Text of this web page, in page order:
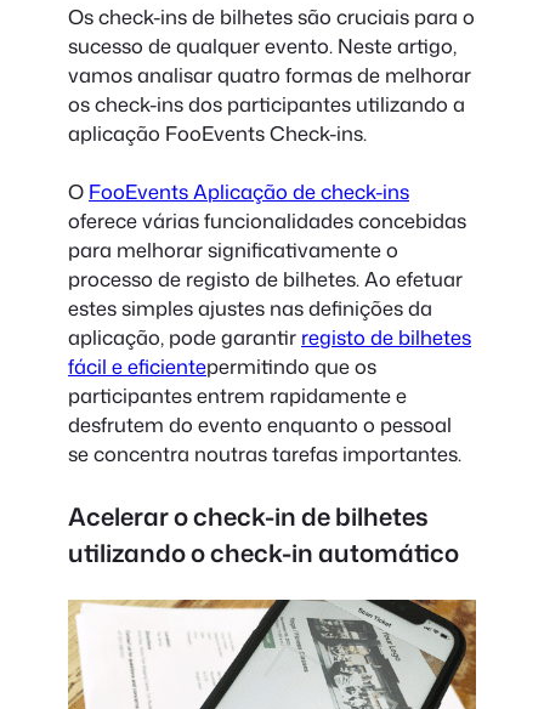
Os check-ins de bilhetes são cruciais para o
sucesso de qualquer evento. Neste artigo,
vamos analisar quatro formas de melhorar
os check-ins dos participantes utilizando a
aplicação FooEvents Check-ins.
O FooEvents Aplicação de check-ins
oferece várias funcionalidades concebidas
para melhorar significativamente o
processo de registo de bilhetes. Ao efetuar
estes simples ajustes nas definições da
aplicação, pode garantir registo de bilhetes
fácil e eficientepermitindo que os
participantes entrem rapidamente e
desfrutem do evento enquanto o pessoal
se concentra noutras tarefas importantes.
Acelerar o check-in de bilhetes
utilizando o check-in automático